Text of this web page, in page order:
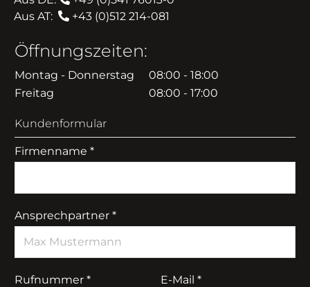
Aus AT:
+43 (0)512 214-081
Öffnungszeiten:
Montag - Donnerstag
08:00 - 18:00
Freitag
08:00 - 17:00
Kundenformular
Firmenname *
Ansprechpartner *
Rufnummer * E-Mail *